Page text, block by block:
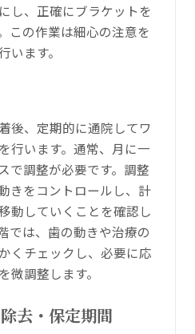
し、正確にブラケットを
この作業は細心の注意を
います。
後、定期的に通院してワ
行います。通常、月に一
で調整が必要です。調整
きをコントロールし、計
動していくことを確認し
では、歯の動きや治療の
くチェックし、必要に応
微調整します。
去・保定期間